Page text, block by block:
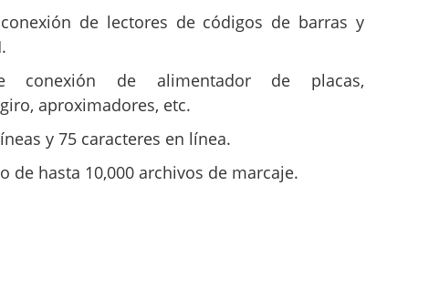
de lectores de códigos de barras y
conexión de alimentador de placas,
aproximadores, etc.
y 75 caracteres en línea.
de hasta 10,000 archivos de marcaje.